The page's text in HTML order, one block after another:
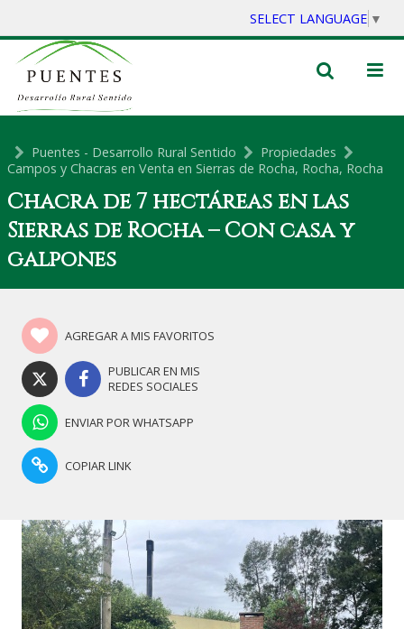
SELECT LANGUAGE ▼
Puentes - Desarrollo Rural Sentido
Propiedades
Campos y Chacras en Venta en Sierras de Rocha, Rocha, Rocha
Chacra de 7 hectáreas en las
Sierras de Rocha – Con casa y
galpones
AGREGAR A MIS FAVORITOS
PUBLICAR EN MIS
REDES SOCIALES
ENVIAR POR WHATSAPP
COPIAR LINK